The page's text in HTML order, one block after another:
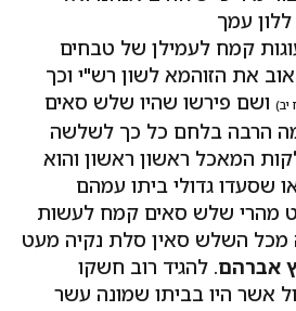
עמך
קמח לעמילן של טבחים
את הזוהמא לשון רש"י וכך
יב) ושם פירשו שהיו שלש סאים
הרבה בלחם כל כך לשלשה
המאכל ראשון ראשון והוא
שסעדו גדולי ביתו עמהם
מהרי שלש סאים קמח לעשות
מכל השלש סאין סלת נקיה מעט
אברהם. להגיד רוב חשקו
אשר היו בביתו שמונה עשר